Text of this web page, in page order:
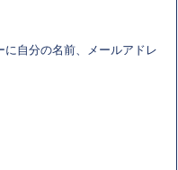
自分の名前、メールアドレ